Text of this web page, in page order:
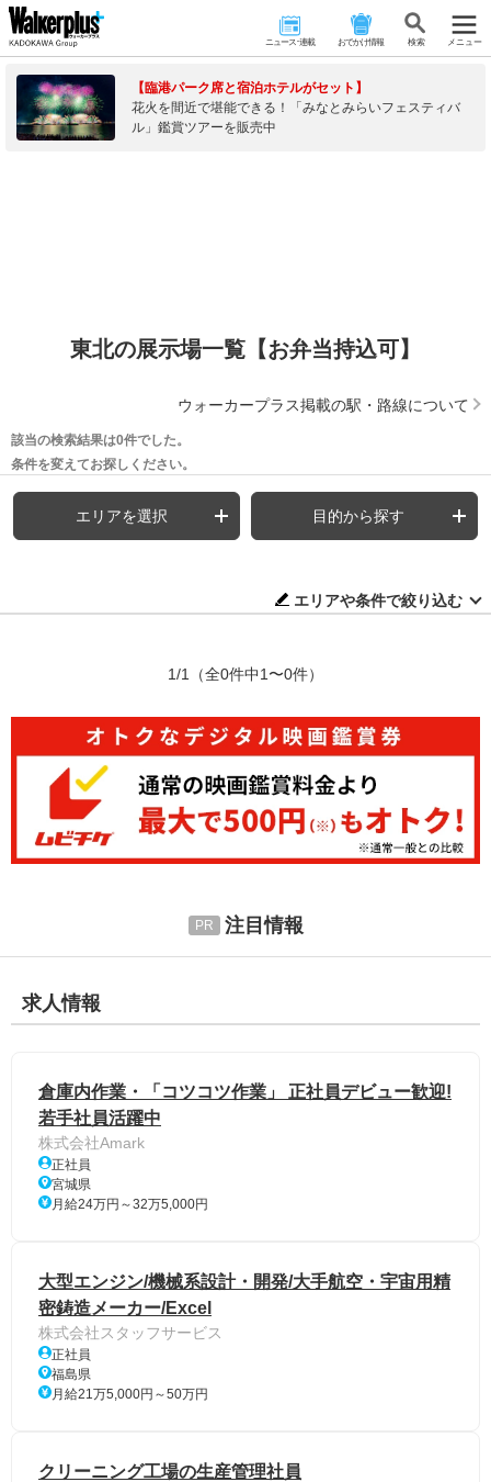
ニュース･連載 おでかけ情報 検 索 メニュー
【臨港パーク席と宿泊ホテルがセット】
花火を間近で堪能できる！「みなとみらいフェスティバ
ル」鑑賞ツアーを販売中
東北の展示場一覧【お弁当持込可】
ウォーカープラス掲載の駅・路線について
該当の検索結果は0件でした。
条件を変えてお探しください。
エリアを選択 目的から探す
エリアや条件で絞り込む
1/1 （全0件中1〜0件）
注目情報
求人情報
倉庫内作業・「コツコツ作業」 正社員デビュー歓迎!
若手社員活躍中
株式会社Amark
正社員
宮城県
月給24万円～32万5,000円
大型エンジン/機械系設計・開発/大手航空・宇宙用精
密鋳造メーカー/Excel
株式会社スタッフサービス
正社員
福島県
月給21万5,000円～50万円
クリーニング工場の生産管理社員